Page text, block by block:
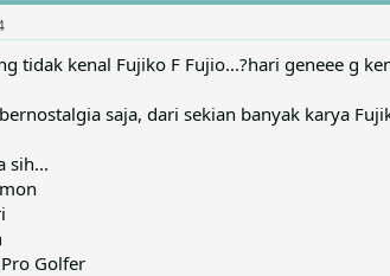
tidak kenal Fujiko F Fujio...?hari geneee g
saja, dari sekian banyak karya
sih...
Golfer